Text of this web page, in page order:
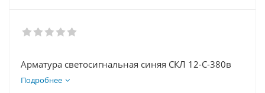
Арматура светосигнальная синяя СКЛ 12-С-380в
Подробнее